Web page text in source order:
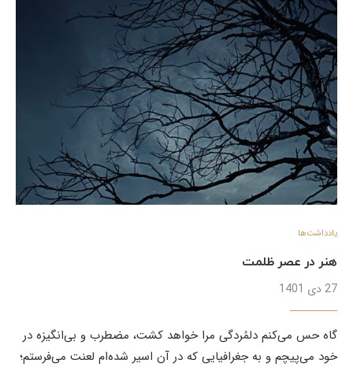
یادداشت‌ها
هنر در عصر ظلمت
27 دی 1401
گاه حس می‌کنم دلمُردگی مرا خواهد کشت، مضطرب و بی‌انگیزه در
خود می‌پیچم و به جغرافیایی که در آن اسیر شده‌ام لعنت می‌فرستم؛